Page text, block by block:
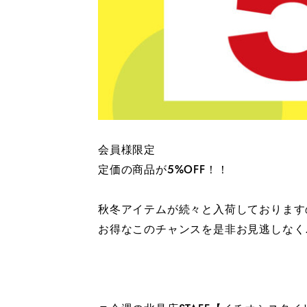
会員様限定
定価の商品が5%OFF！！
秋冬アイテムが続々と入荷しておりま
お得なこのチャンスを是非お見逃しな